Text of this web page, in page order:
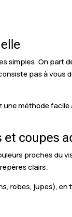
simples. On part
pas à vous
méthode facile
coupes
proches du
clairs.
robes, jupes),